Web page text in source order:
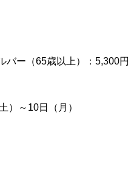
バー（65歳以上）：5,300円
）～10日（月）